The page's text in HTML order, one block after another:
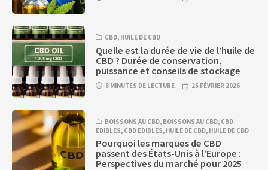
CBD, HUILE DE CBD
Quelle est la durée de vie de l’huile de
CBD ? Durée de conservation,
puissance et conseils de stockage
8 MINUTES DE LECTURE 25 FÉVRIER 2026
BOISSONS AU CBD, BOISSONS AU CBD, CBD
EDIBLES, CBD EDIBLES, HUILE DE CBD, HUILE DE CBD
Pourquoi les marques de CBD
passent des États-Unis à l’Europe :
Perspectives du marché pour 2025